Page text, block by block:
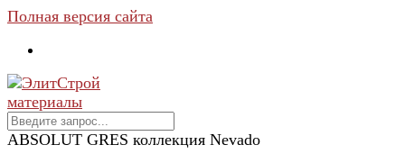
Полная версия сайта
ABSOLUT GRES коллекция Nevado